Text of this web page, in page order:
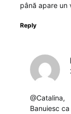
până apare un
Reply
@Catalina,
Banuiesc